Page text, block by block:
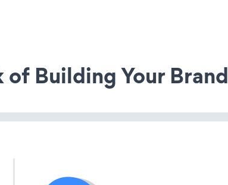
of Building Your Brand